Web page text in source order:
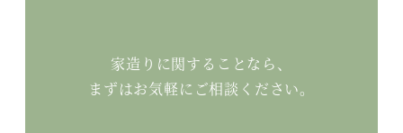
家造りに関することなら、
まずはお気軽にご相談ください。